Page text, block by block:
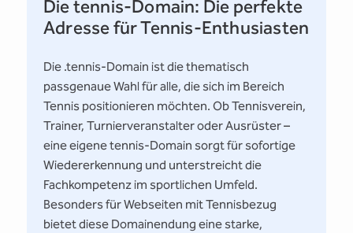
Die tennis-Domain: Die perfekte
Adresse für Tennis-Enthusiasten
Die .tennis-Domain ist die thematisch
passgenaue Wahl für alle, die sich im Bereich
Tennis positionieren möchten. Ob Tennisverein,
Trainer, Turnierveranstalter oder Ausrüster –
eine eigene tennis-Domain sorgt für sofortige
Wiedererkennung und unterstreicht die
Fachkompetenz im sportlichen Umfeld.
Besonders für Webseiten mit Tennisbezug
bietet diese Domainendung eine starke,